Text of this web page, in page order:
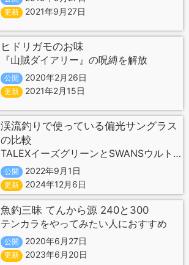
更新 2021年9月27日
ヒドリガモのお味
『山賊ダイアリー』の呪縛を解放
公開 2020年2月26日
更新 2021年2月15日
渓流釣りで使っている偏光サングラス
の比較
TALEXイーズグリーンとSWANSウルトラライトグリーン
公開 2022年9月1日
更新 2024年12月6日
魚釣三昧 てんから源 240と300
テンカラをやってみたい人におすすめ
公開 2020年6月27日
更新 2023年6月20日